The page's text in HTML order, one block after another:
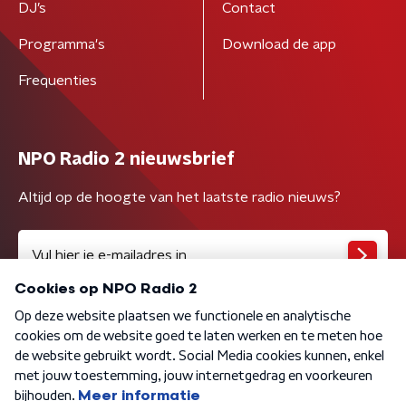
DJ’s
Programma's
Frequenties
Contact
Download de app
NPO Radio 2 nieuwsbrief
Altijd op de hoogte van het laatste radio nieuws?
Algemene voorwaarden